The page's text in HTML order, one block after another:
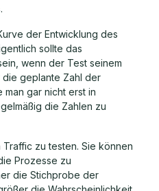
der Entwicklung des
sollte das
wenn der Test seinem
geplante Zahl der
man gar nicht erst in
die Zahlen zu
zu testen. Sie können
Prozesse zu
die Stichprobe der